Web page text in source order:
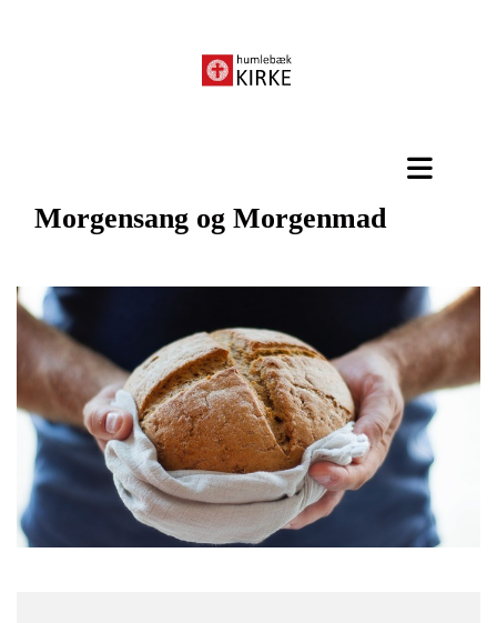
Morgensang og Morgenmad